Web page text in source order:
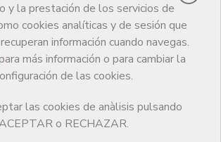
y la prestación de los servicios de
cookies analíticas y de sesión que
información cuando navegas.
más información o para cambiar la
de las cookies.
las cookies de anàlisis pulsando
o RECHAZAR.
del registro de voluntades anticipadas